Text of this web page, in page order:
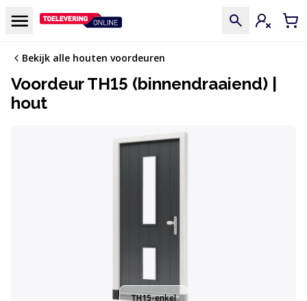
Menu Inloggen
Bekijk alle houten voordeuren
Voordeur TH15 (binnendraaiend) |
hout
TH15-enkel